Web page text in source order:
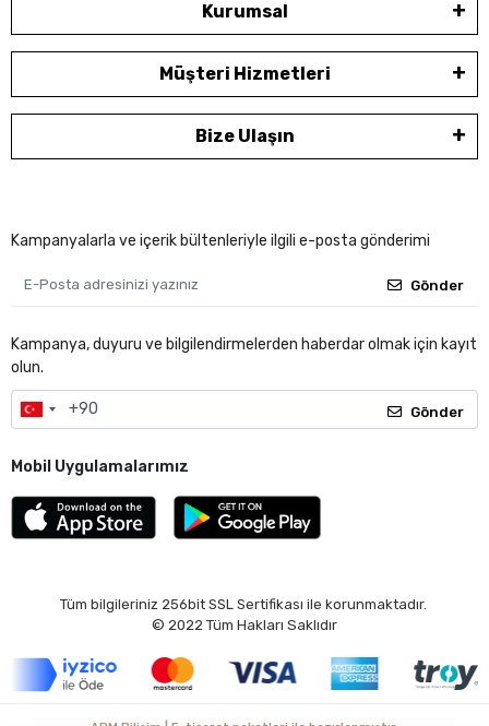
Kurumsal
Müşteri Hizmetleri
Bize Ulaşın
Kampanyalarla ve içerik bültenleriyle ilgili e-posta gönderimi
Gönder
Kampanya, duyuru ve bilgilendirmelerden haberdar olmak için kayıt
olun.
Gönder
Mobil Uygulamalarımız
Tüm bilgileriniz 256bit SSL Sertifikası ile korunmaktadır.
© 2022 Tüm Hakları Saklıdır